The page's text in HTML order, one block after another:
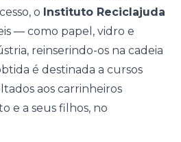
o Instituto Reciclajuda
— como papel, vidro e
reinserindo-os na cadeia
é destinada a cursos
aos carrinheiros
e a seus filhos, no